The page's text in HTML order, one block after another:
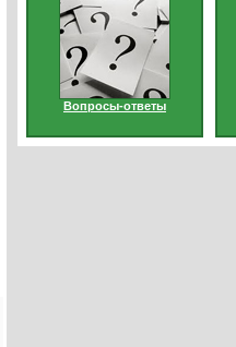
Вопросы-ответы